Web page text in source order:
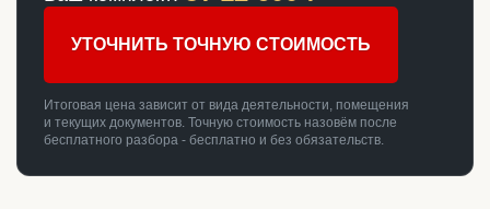
УТОЧНИТЬ ТОЧНУЮ СТОИМОСТЬ
Итоговая цена зависит от вида деятельности, помещения
и текущих документов. Точную стоимость назовём после
бесплатного разбора - бесплатно и без обязательств.